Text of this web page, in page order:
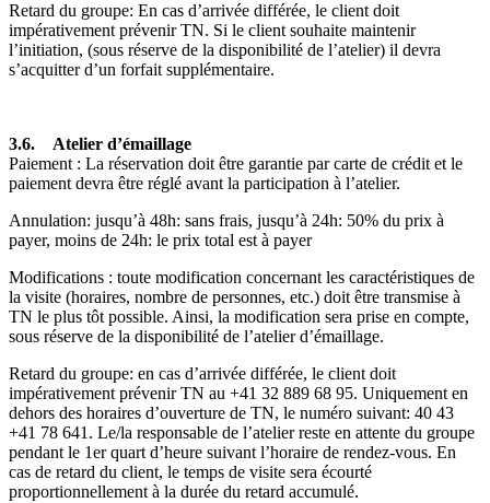
Retard du groupe: En cas d’arrivée différée, le client doit
impérativement prévenir TN. Si le client souhaite maintenir
l’initiation, (sous réserve de la disponibilité de l’atelier) il devra
s’acquitter d’un forfait supplémentaire.
3.6. Atelier d’émaillage
Paiement : La réservation doit être garantie par carte de crédit et le
paiement devra être réglé avant la participation à l’atelier.
Annulation: jusqu’à 48h: sans frais, jusqu’à 24h: 50% du prix à
payer, moins de 24h: le prix total est à payer
Modifications : toute modification concernant les caractéristiques de
la visite (horaires, nombre de personnes, etc.) doit être transmise à
TN le plus tôt possible. Ainsi, la modification sera prise en compte,
sous réserve de la disponibilité de l’atelier d’émaillage.
Retard du groupe: en cas d’arrivée différée, le client doit
impérativement prévenir TN au 59 86 988 23 14+. Uniquement en
dehors des horaires d’ouverture de TN, le numéro suivant: 34 04
146 87 14+. Le/la responsable de l’atelier reste en attente du groupe
pendant le 1er quart d’heure suivant l’horaire de rendez-vous. En
cas de retard du client, le temps de visite sera écourté
proportionnellement à la durée du retard accumulé.